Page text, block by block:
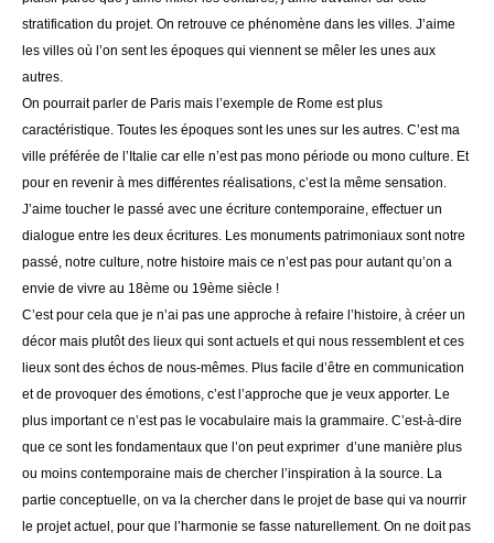
stratification du projet. On retrouve ce phénomène dans les villes. J’aime
les villes où l’on sent les époques qui viennent se mêler les unes aux
autres.
On pourrait parler de Paris mais l’exemple de Rome est plus
caractéristique. Toutes les époques sont les unes sur les autres. C’est ma
ville préférée de l’Italie car elle n’est pas mono période ou mono culture. Et
pour en revenir à mes différentes réalisations, c’est la même sensation.
J’aime toucher le passé avec une écriture contemporaine, effectuer un
dialogue entre les deux écritures. Les monuments patrimoniaux sont notre
passé, notre culture, notre histoire mais ce n’est pas pour autant qu’on a
envie de vivre au 18ème ou 19ème siècle !
C’est pour cela que je n’ai pas une approche à refaire l’histoire, à créer un
décor mais plutôt des lieux qui sont actuels et qui nous ressemblent et ces
lieux sont des échos de nous-mêmes. Plus facile d’être en communication
et de provoquer des émotions, c’est l’approche que je veux apporter. Le
plus important ce n’est pas le vocabulaire mais la grammaire. C’est-à-dire
que ce sont les fondamentaux que l’on peut exprimer d’une manière plus
ou moins contemporaine mais de chercher l’inspiration à la source. La
partie conceptuelle, on va la chercher dans le projet de base qui va nourrir
le projet actuel, pour que l’harmonie se fasse naturellement. On ne doit pas